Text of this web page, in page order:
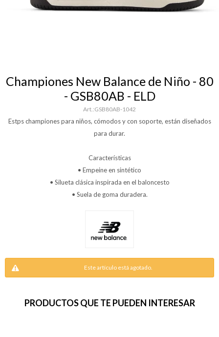
Championes New Balance de Niño - 80
- GSB80AB - ELD
GSB80AB-1042
Estps championes para niños, cómodos y con soporte, están diseñados
para durar.
Características
• Empeine en sintético
• Silueta clásica inspirada en el baloncesto
• Suela de goma duradera.
Este artículo está agotado.
PRODUCTOS QUE TE PUEDEN INTERESAR